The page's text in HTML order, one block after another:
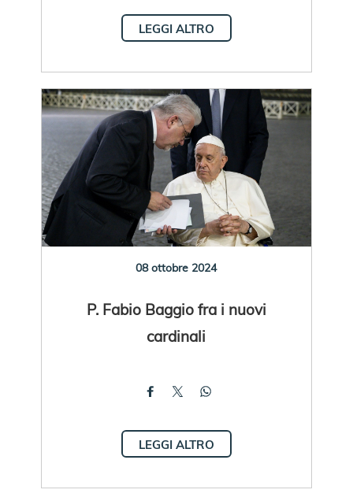
LEGGI ALTRO
08 ottobre 2024
P. Fabio Baggio fra i nuovi
cardinali
LEGGI ALTRO